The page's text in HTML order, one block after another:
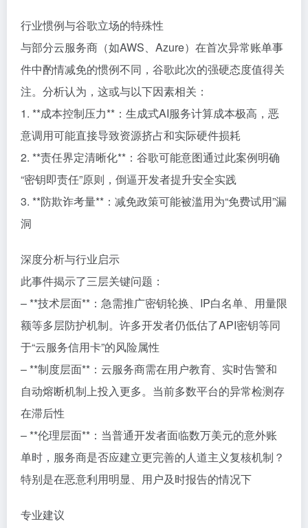
行业惯例与谷歌立场的特殊性
与部分云服务商（如AWS、Azure）在首次异常账单事
件中酌情减免的惯例不同，谷歌此次的强硬态度值得关
注。分析认为，这或与以下因素相关：
1. **成本控制压力**：生成式AI服务计算成本极高，恶
意调用可能直接导致资源挤占和实际硬件损耗
2. **责任界定清晰化**：谷歌可能意图通过此案例明确
“密钥即责任”原则，倒逼开发者提升安全实践
3. **防欺诈考量**：减免政策可能被滥用为“免费试用”漏
洞
深度分析与行业启示
此事件揭示了三层关键问题：
– **技术层面**：急需推广密钥轮换、IP白名单、用量限
额等多层防护机制。许多开发者仍低估了API密钥等同
于“云服务信用卡”的风险属性
– **制度层面**：云服务商需在用户教育、实时告警和
自动熔断机制上投入更多。当前多数平台的异常检测存
在滞后性
– **伦理层面**：当普通开发者面临数万美元的意外账
单时，服务商是否应建立更完善的人道主义复核机制？
特别是在恶意利用明显、用户及时报告的情况下
专业建议